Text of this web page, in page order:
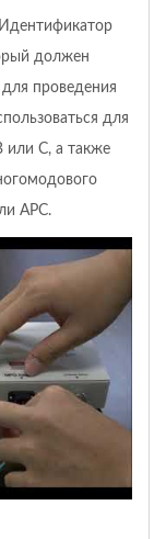
должен
проведения
для
или C, а также
APC.
полярности